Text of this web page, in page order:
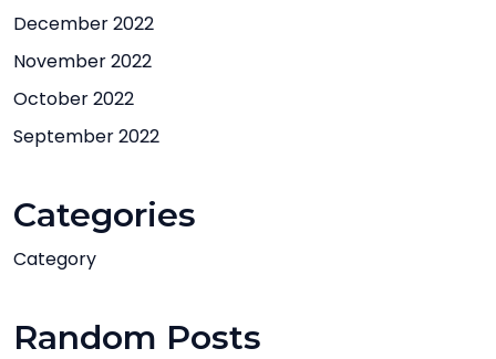
December 2022
November 2022
October 2022
September 2022
Categories
Category
Random Posts